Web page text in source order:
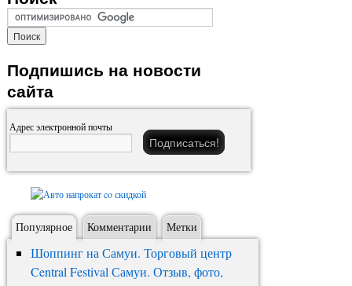
Подпишись на новости
сайта
Адрес электронной почты
Популярное Комментарии Метки
Шоппинг на Самуи. Торговый центр
Central Festival Самуи. Отзыв, фото,